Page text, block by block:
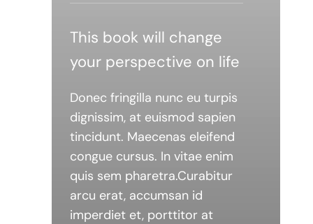
This book will change
your perspective on life
Donec fringilla nunc eu turpis
dignissim, at euismod sapien
tincidunt. Maecenas eleifend
congue cursus. In vitae enim
quis sem pharetra.Curabitur
arcu erat, accumsan id
imperdiet et, porttitor at